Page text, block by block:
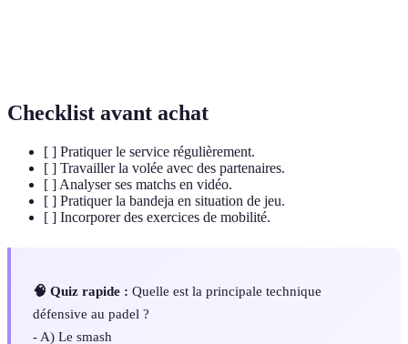
Checklist avant achat
[ ] Pratiquer le service régulièrement.
[ ] Travailler la volée avec des partenaires.
[ ] Analyser ses matchs en vidéo.
[ ] Pratiquer la bandeja en situation de jeu.
[ ] Incorporer des exercices de mobilité.
🧠 Quiz rapide : Quelle est la principale technique
défensive au padel ?
- A) Le smash